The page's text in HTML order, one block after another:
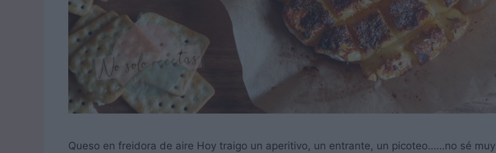
Queso en freidora de aire Hoy traigo un aperitivo, un entrante, un picoteo……no sé muy